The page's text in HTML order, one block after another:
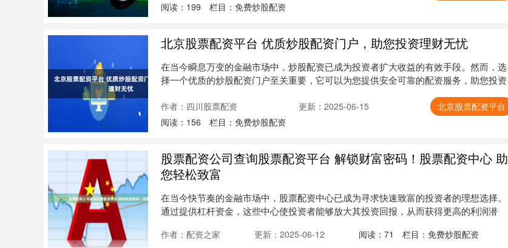
阅读： 199 栏目： 免费炒股配资
北京股票配资平台 优质炒股配资门户，助您投资理财无忧
在当今瞬息万变的金融市场中，炒股配资已成为投资者扩大收益的有效手段。然而，选
择一个优质的炒股配资门户至关重要，它可以为您提供安全可靠的配资服务，助您投资
作者：四川股票配资 更新：2025-06-15
北京股票配资平台
阅读： 156 栏目： 免费炒股配资
股票配资公司查询股票配资平台 解锁财富密码！股票配资中心 助
您轻松致富
在当今快节奏的金融市场中，股票配资中心已成为寻求快速致富的投资者的理想选择。
通过提供杠杆资金，这些中心使投资者能够放大其投资回报，从而获得更高的利润潜
作者：配资之家 更新：2025-06-12 阅读： 71 栏目： 免费炒股配资